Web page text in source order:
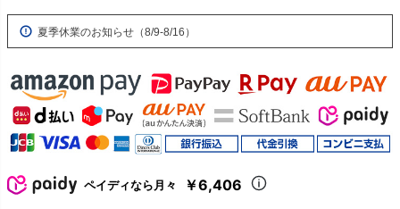
夏季休業のお知らせ（8/9-8/16）
ペイディなら月々 ￥6,406